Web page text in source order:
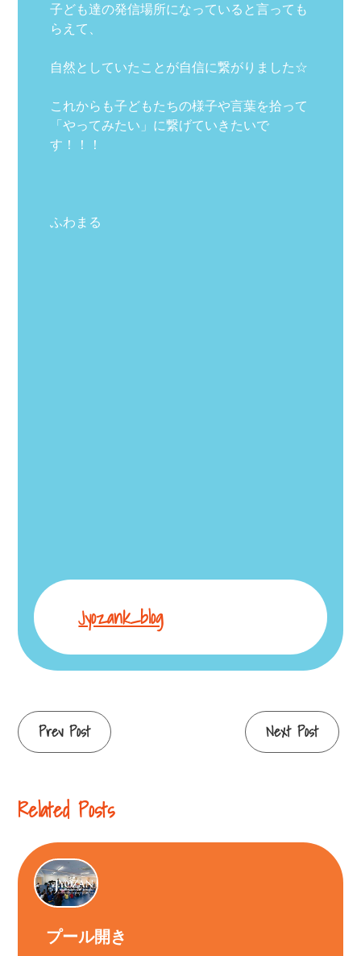
子ども達の発信場所になっていると言っても
らえて、
自然としていたことが自信に繋がりました☆
これからも子どもたちの様子や言葉を拾って
「やってみたい」に繋げていきたいで
す！！！
ふわまる
Jyozank_blog
Continue
Prev Post Next Post
Related Posts
プール開き